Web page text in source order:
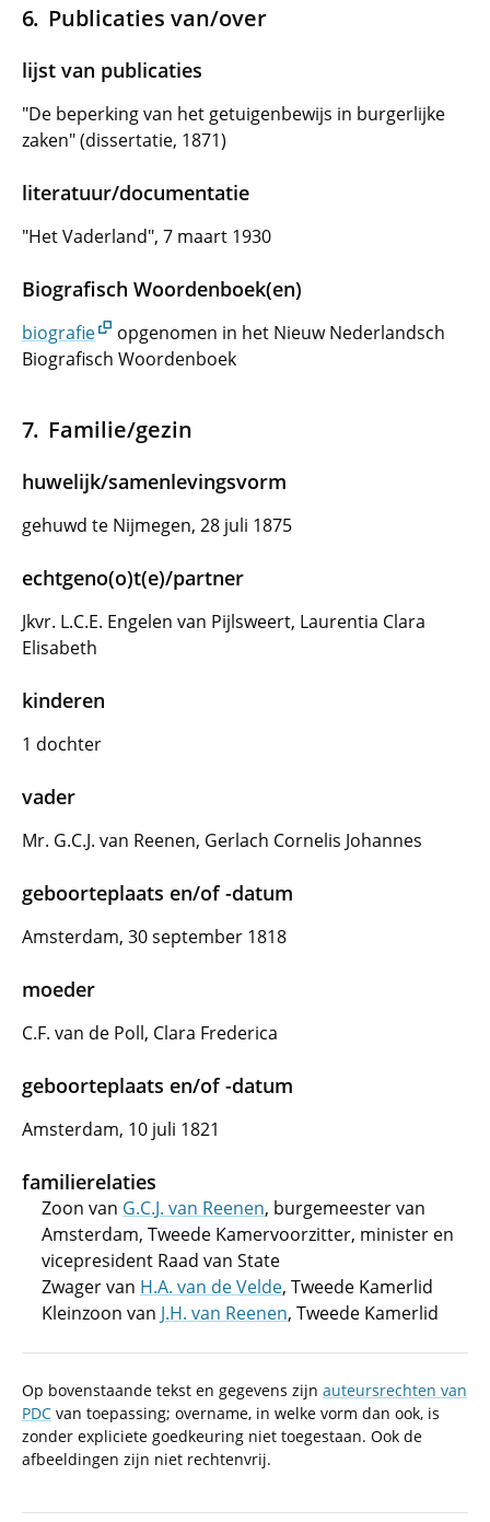
Publicaties van/over
lijst van publicaties
"De beperking van het getuigenbewijs in burgerlijke
zaken" (dissertatie, 1871)
literatuur/documentatie
"Het Vaderland", 7 maart 1930
Biografisch Woordenboek(en)
biografie
opgenomen in het Nieuw Nederlandsch
Biografisch Woordenboek
Familie/gezin
huwelijk/samenlevingsvorm
gehuwd te Nijmegen, 28 juli 1875
echtgeno(o)t(e)/partner
Jkvr. L.C.E. Engelen van Pijlsweert, Laurentia Clara
Elisabeth
kinderen
1 dochter
vader
Mr. G.C.J. van Reenen, Gerlach Cornelis Johannes
geboorteplaats en/of -datum
Amsterdam, 30 september 1818
moeder
C.F. van de Poll, Clara Frederica
geboorteplaats en/of -datum
Amsterdam, 10 juli 1821
familierelaties
Zoon van G.C.J. van Reenen, burgemeester van
Amsterdam, Tweede Kamervoorzitter, minister en
vicepresident Raad van State
Zwager van H.A. van de Velde, Tweede Kamerlid
Kleinzoon van J.H. van Reenen, Tweede Kamerlid
Op bovenstaande tekst en gegevens zijn auteursrechten van
PDC van toepassing; overname, in welke vorm dan ook, is
zonder expliciete goedkeuring niet toegestaan. Ook de
afbeeldingen zijn niet rechtenvrij.